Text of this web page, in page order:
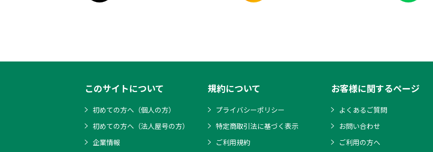
このサイトについて
初めての方へ（個人の方）
初めての方へ（法人屋号の方）
企業情報
規約について
プライバシーポリシー
特定商取引法に基づく表示
ご利用規約
お客様に関するページ
よくあるご質問
お問い合わせ
ご利用の方へ